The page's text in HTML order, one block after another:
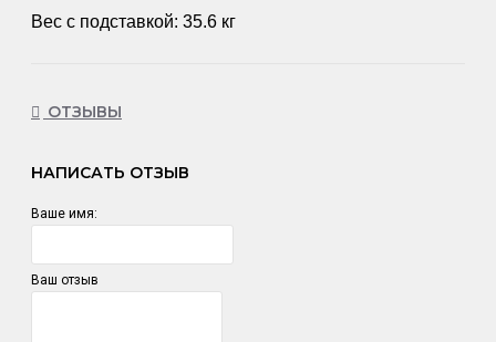
Вес с подставкой: 35.6 кг
ОТЗЫВЫ
НАПИСАТЬ ОТЗЫВ
Ваше имя:
Ваш отзыв